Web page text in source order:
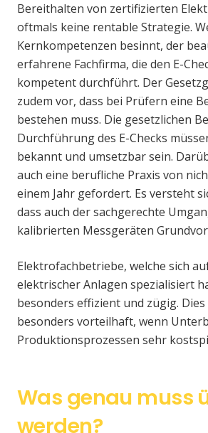
Bereithalten von zertifizierten
oftmals keine rentable Strategie.
Kernkompetenzen besinnt, der
erfahrene Fachfirma, die den E-
kompetent durchführt. Der
zudem vor, dass bei Prüfern eine
bestehen muss. Die gesetzlichen
Durchführung des E-Checks
bekannt und umsetzbar sein.
auch eine berufliche Praxis von
einem Jahr gefordert. Es versteht
dass auch der sachgerechte
kalibrierten Messgeräten
Elektrofachbetriebe, welche sich
elektrischer Anlagen spezialisiert
besonders effizient und zügig.
besonders vorteilhaft, wenn
Produktionsprozessen sehr
Was genau muss
werden?